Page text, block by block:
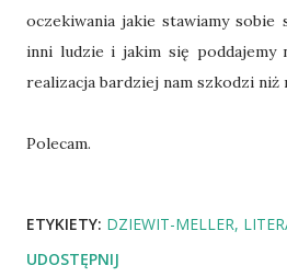
oczekiwania jakie stawiamy sobie
inni ludzie i jakim się poddajemy
realizacja bardziej nam szkodzi niż
Polecam.
ETYKIETY: DZIEWIT-MELLER
UDOSTĘPNIJ